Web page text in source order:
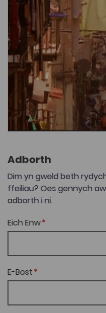
Adborth
Dim yn gweld beth
ffeiliau? Oes gennych
adborth i ni.
Eich Enw
E-Bost